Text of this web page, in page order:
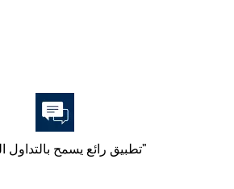
"تطبيق رائع يسمح بالتداول